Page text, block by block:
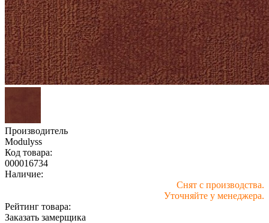
Производитель
Modulyss
Код товара:
000016734
Наличие:
Снят с производства.
Уточняйте у менеджера.
Рейтинг товара:
Заказать замерщика